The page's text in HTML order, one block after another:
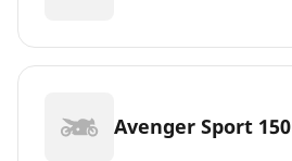
Avenger Sport 150